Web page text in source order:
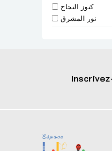
كنوز النجاح
نور المشرق